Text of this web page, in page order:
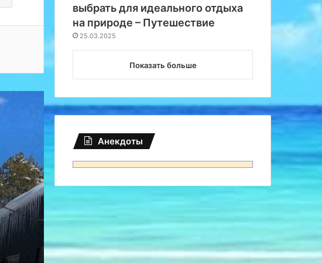
Россия
Поход в горы:
отдыха –
выбрать для идеального отдыха
на природе – Путешествие
25.03.2025
Показать больше
Анекдоты